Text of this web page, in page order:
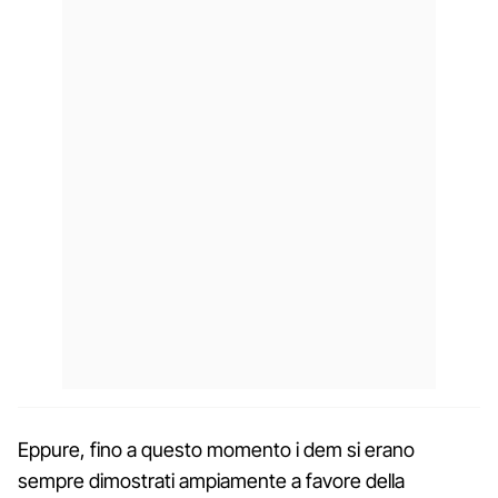
Eppure, fino a questo momento i dem si erano
sempre dimostrati ampiamente a favore della